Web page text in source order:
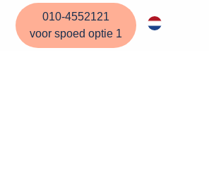
010-4552121
voor spoed optie 1